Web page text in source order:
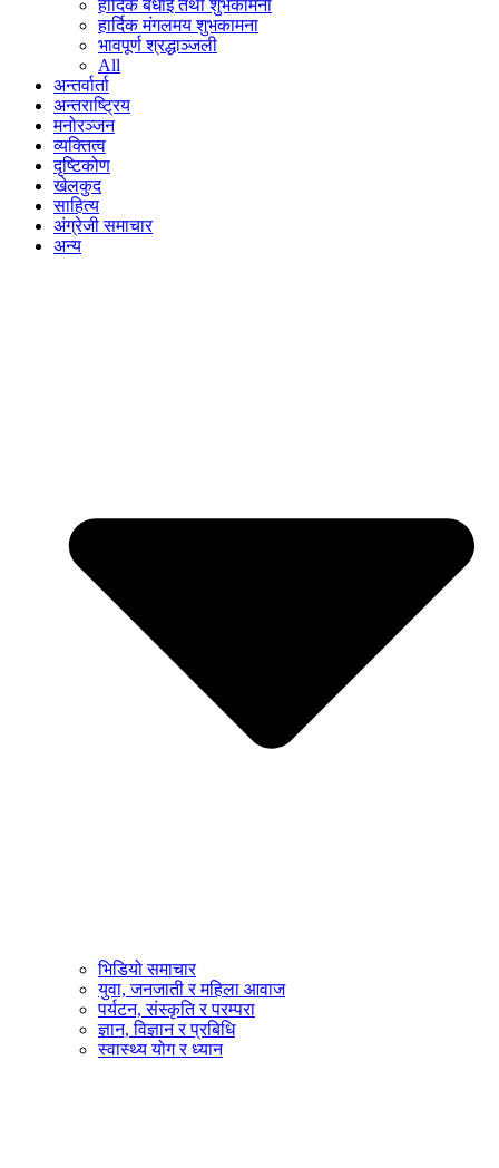
हार्दिक बधाई तथा शुभकामना
हार्दिक मंगलमय शुभकामना
भावपूर्ण श्रद्धाञ्जली
All
अन्तर्वार्ता
अन्तराष्ट्रिय
मनोरञ्जन
व्यक्तित्व
दृष्टिकोण
खेलकुद
साहित्य
अंग्रेजी समाचार
अन्य
भिडियो समाचार
युवा, जनजाती र महिला आवाज
पर्यटन, संस्कृति र परम्परा
ज्ञान, विज्ञान र प्रबिधि
स्वास्थ्य योग र ध्यान